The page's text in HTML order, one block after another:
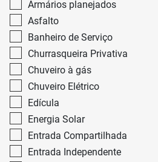
Armários planejados
Asfalto
Banheiro de Serviço
Churrasqueira Privativa
Chuveiro à gás
Chuveiro Elétrico
Edícula
Energia Solar
Entrada Compartilhada
Entrada Independente